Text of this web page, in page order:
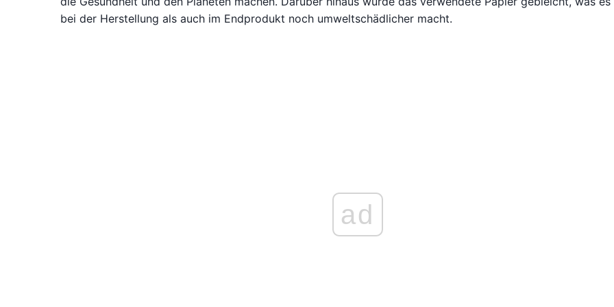
bei der Herstellung als auch im Endprodukt noch umweltschädlicher macht.
ad